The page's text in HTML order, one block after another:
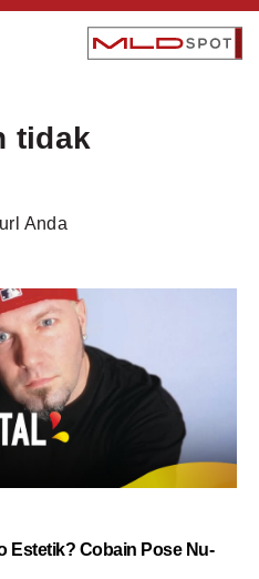
tidak
Anda
Estetik? Cobain Pose Nu-